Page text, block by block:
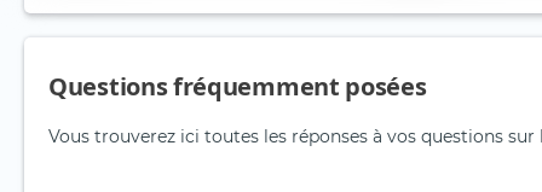
Questions fréquemment posées
Vous trouverez ici toutes les réponses à vos questions sur